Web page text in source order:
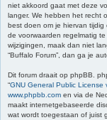
niet akkoord gaat met deze
langer. We hebben het recht
best doen om je hiervan
de voorwaarden regelmatig
wijzigingen, maak dan niet
“Buffalo Forum”, dan ga je
Dit forum draait op phpBB.
“GNU General Public License
www.phpbb.com en via de
maakt internetgebaseerde
wat wordt toegestaan of juist